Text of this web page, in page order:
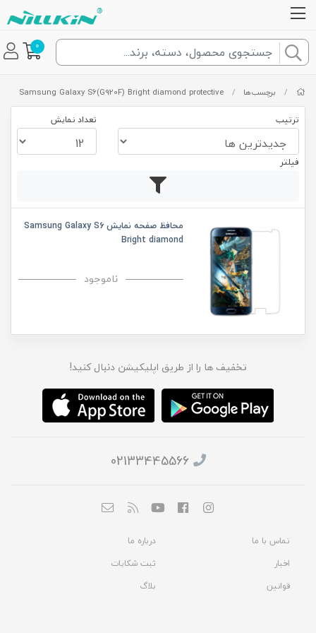
0
/ برچسب‌ها /
Samsung Galaxy S6(G920F) Bright diamond protective
ترتیب تعداد نمایش
فیلتر
محافظ صفحه نمایش Samsung Galaxy S6
Bright diamond
ناموجود
تخفیف ها را از طریق اپلیکیشن دنبال کنید!
02133445566
تماس با ما
درباره ما
اخبار
ثبت شکایات
قوانین
بلاگ